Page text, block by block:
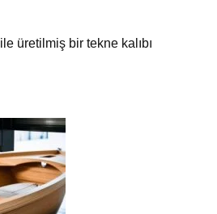
ile üretilmiş bir tekne kalıbı